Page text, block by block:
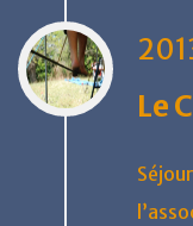
Le